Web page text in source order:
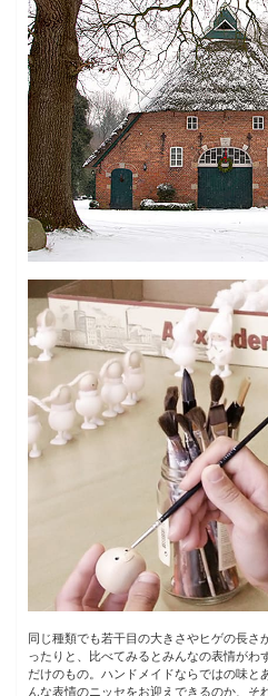
同じ種類でも若干目の大きさやヒゲの長さ
ったりと、比べてみるとみんなの表情がわ
だけのもの。ハンドメイドならではの味と
んな表情のニッセをお迎えできるのか、そ